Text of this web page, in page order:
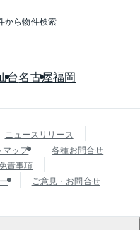
から物件検索
台名古屋福岡
ニュースリリース
マップ
各種お問合せ
責事項
ご意見・お問合せ